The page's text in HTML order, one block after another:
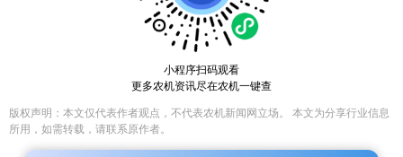
小程序扫码观看
更多农机资讯尽在农机一键查
版权声明：本文仅代表作者观点，不代表农机新闻网立场。 本文为分享行业信息
所用，如需转载，请联系原作者。